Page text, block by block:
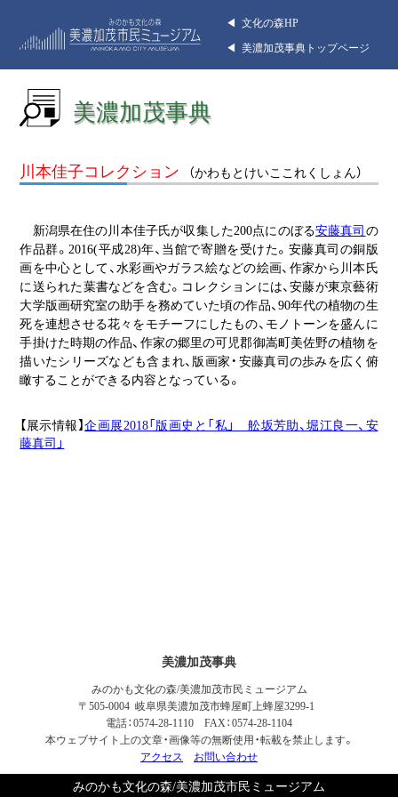
◀︎ 文化の森HP
◀︎ 美濃加茂事典トップページ
美濃加茂事典
川本佳子コレクション （かわもとけいここれくしょん）
新潟県在住の川本佳子氏が収集した200点にのぼる安藤真司の
作品群。2016(平成28)年、当館で寄贈を受けた。安藤真司の銅版
画を中心として、水彩画やガラス絵などの絵画、作家から川本氏
に送られた葉書などを含む。コレクションには、安藤が東京藝術
大学版画研究室の助手を務めていた頃の作品、90年代の植物の生
死を連想させる花々をモチーフにしたもの、モノトーンを盛んに
手掛けた時期の作品、作家の郷里の可児郡御嵩町美佐野の植物を
描いたシリーズなども含まれ、版画家・安藤真司の歩みを広く俯
瞰することができる内容となっている。
【展示情報】企画展2018「版画史と「私」 舩坂芳助、堀江良一、安
藤真司」
美濃加茂事典
みのかも文化の森/美濃加茂市民ミュージアム
〒505-0004 岐阜県美濃加茂市蜂屋町上蜂屋3299-1
電話：0574-28-1110 FAX：0574-28-1104
本ウェブサイト上の文章・画像等の無断使用・転載を禁止します。
アクセス
お問い合わせ
みのかも文化の森/美濃加茂市民ミュージアム